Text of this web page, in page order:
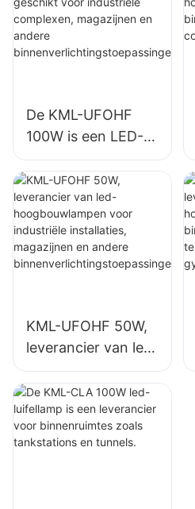
De KML-UFOHF
100W is een LED-
hoogbouwlamp,
geschikt voor
industriële
complexen,
magazijnen en
andere
KML-UFOHF 50W,
leverancier van led-
hoogbouwlampen
voor industriële
installaties,
magazijnen en